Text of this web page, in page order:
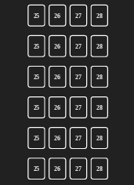
25 26 27 28
25 26 27 28
25 26 27 28
25 26 27 28
25 26 27 28
25 26 27 28